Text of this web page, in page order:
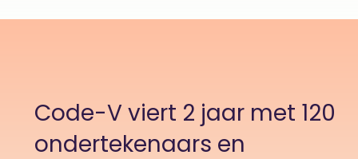
Code-V viert 2 jaar met 120
ondertekenaars en